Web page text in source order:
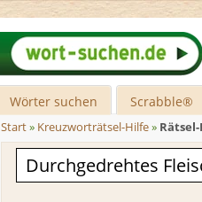
Wörter suchen Scrabble®
Start» Kreuzworträtsel-Hilfe» Rätsel-